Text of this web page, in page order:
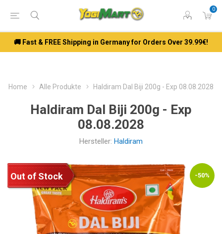
0
🚚 Fast & FREE Shipping in Germany for Orders Over 39.99€!
Home Alle Produkte Haldiram Dal Biji 200g - Exp 08.08.2028
Haldiram Dal Biji 200g - Exp
08.08.2028
Hersteller: Haldiram
-50%
Out of Stock